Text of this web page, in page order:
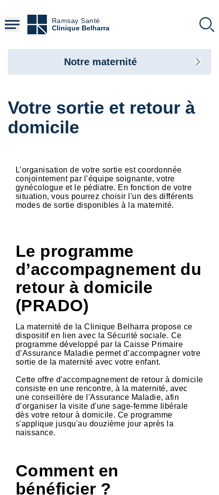
contenu
principal
Ramsay Santé
Clinique Belharra
Votre sortie et retour à
domicile
L’organisation de votre sortie est coordonnée
conjointement par l’équipe soignante, votre
gynécologue et le pédiatre. En fonction de votre
situation, vous pourrez choisir l'un des différents
modes de sortie disponibles à la maternité.
Le programme
d’accompagnement du
retour à domicile
(PRADO)
La maternité de la Clinique Belharra propose ce
dispositif en lien avec la Sécurité sociale. Ce
programme développé par la Caisse Primaire
d’Assurance Maladie permet d’accompagner votre
sortie de la maternité avec votre enfant.
Cette offre d'accompagnement de retour à domicile
consiste en une rencontre, à la maternité, avec
une conseillère de l'Assurance Maladie, afin
d’organiser la visite d'une sage-femme libérale
dès votre retour à domicile. Ce programme
s'applique jusqu'au douzième jour après la
naissance.
Comment en
bénéficier ?
Notre maternité